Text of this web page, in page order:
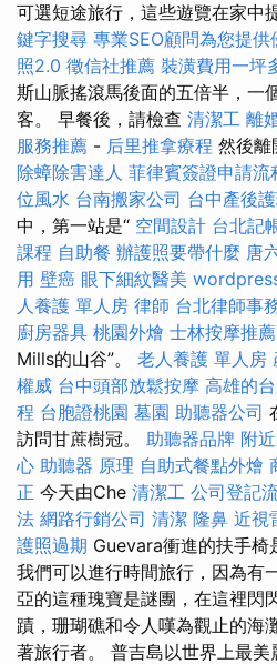
可選短途旅行，這些遊覽在家中
鍵字搜尋 專業SEO顧問為您提供
照2.0 徵信社推薦 裝潢費用一坪
斯山脈搖滾馬後面的五倍半，一
客。 早餐後，請檢查 清潔工 離
服務推薦 - 后里推拿療程 然後離
除蟑除害達人 菲律賓簽證申請流
位風水 台南搬家公司 台中產後
中，第一站是“ 空間設計 台北記
課程 自助餐 辦護照要帶什麼 唐
用 壁癌 眼下細紋醫美
人養護 單人房 律師 台北律師事
廚房器具 桃園外燴 士林按摩推薦
Mills的山谷”。 老人養護 單人房
權威 台中頭部放鬆按摩 高雄的
程 台胞證桃園 墓園 助聽器公司
訪問甘蔗樹冠。 助聽器品牌 附
心 助聽器 原理 自助式餐點外燴
正 今天由Che 清潔工 公司登記
法 網路行銷公司 清潔 隆鼻 近視
護照過期 Guevara衝進的扶手椅
我們可以進行時間旅行，因為有
亞的這種瑰寶是謎團，在這裡閃
蹟，珊瑚礁和令人嘆為觀止的海
著旅行者。 普吉島以世界上最